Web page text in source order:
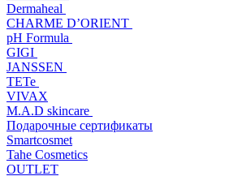
Dermaheal
CHARME D’ORIENT
pH Formula
GIGI
JANSSEN
TETe
VIVAX
M.A.D skincare
Подарочные сертификаты
Smartcosmet
Tahe Cosmetics
OUTLET